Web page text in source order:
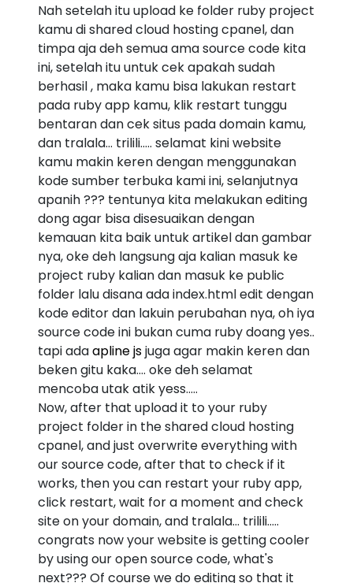
Nah setelah itu upload ke folder ruby project
kamu di shared cloud hosting cpanel, dan
timpa aja deh semua ama source code kita
ini, setelah itu untuk cek apakah sudah
berhasil , maka kamu bisa lakukan restart
pada ruby app kamu, klik restart tunggu
bentaran dan cek situs pada domain kamu,
dan tralala... trilili..... selamat kini website
kamu makin keren dengan menggunakan
kode sumber terbuka kami ini, selanjutnya
apanih ??? tentunya kita melakukan editing
dong agar bisa disesuaikan dengan
kemauan kita baik untuk artikel dan gambar
nya, oke deh langsung aja kalian masuk ke
project ruby kalian dan masuk ke public
folder lalu disana ada index.html edit dengan
kode editor dan lakuin perubahan nya, oh iya
source code ini bukan cuma ruby doang yes..
tapi adaapline jsjuga agar makin keren dan
beken gitu kaka.... oke deh selamat
mencoba utak atik yess.....
Now, after that upload it to your ruby
project folder in the shared cloud hosting
cpanel, and just overwrite everything with
our source code, after that to check if it
works, then you can restart your ruby app,
click restart, wait for a moment and check
site on your domain, and tralala... trilili.....
congrats now your website is getting cooler
by using our open source code, what's
next??? Of course we do editing so that it